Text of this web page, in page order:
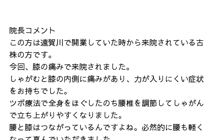
院長コメント
この方は遠賀川で開業していた時から来院されている古
株の方です。
今回、膝の痛みで来院されました。
しゃがむと膝の内側に痛みがあり、力が入りにくい症状
をお持ちでした。
ツボ療法で全身をほぐしたのち腰椎を調節してしゃがん
で立ち上がりやすくなりました。
腰と膝はつながっているんですよね。必然的に腰も軽く